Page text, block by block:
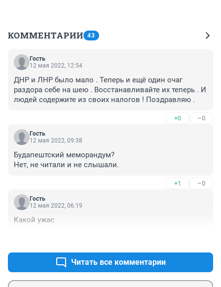
КОММЕНТАРИИ 43
Гость
12 мая 2022, 12:54
ДНР и ЛНР было мало . Теперь и ещё один очаг
раздора себе на шею . Восстанавливайте их теперь . И
людей содержите из своих налогов ! Поздравляю .
+0 –0
Гость
12 мая 2022, 09:38
Будапештский меморандум?
Нет, не читали и не слышали.
+1 –0
Гость
12 мая 2022, 06:19
Какой ужас
Читать все комментарии